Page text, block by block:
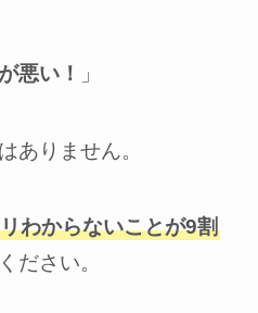
悪い！ 」
ありません。
わからないことが9割
ださい。